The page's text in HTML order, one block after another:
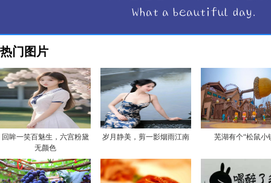
热门图片
回眸一笑百魅生，六宫粉黛
无颜色
岁月静美，剪一影烟雨江南 芜湖有个“松鼠小